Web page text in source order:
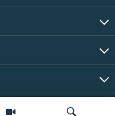
Inc. Все права защищены.